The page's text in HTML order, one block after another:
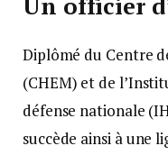
Un officier
Diplômé du Centre
(CHEM) et de
défense nationale
succède ainsi à une